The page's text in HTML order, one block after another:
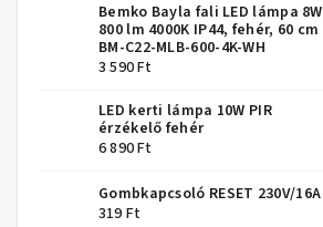
Bemko Bayla fali LED lámpa 8W
800 lm 4000K IP44, fehér, 60 cm
BM-C22-MLB-600-4K-WH
3 590 Ft
LED kerti lámpa 10W PIR
érzékelő fehér
6 890 Ft
Gombkapcsoló RESET 230V/16A
319 Ft